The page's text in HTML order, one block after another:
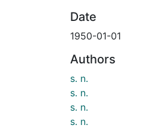
Date
1950-01-01
Authors
s. n.
s. n.
s. n.
s. n.